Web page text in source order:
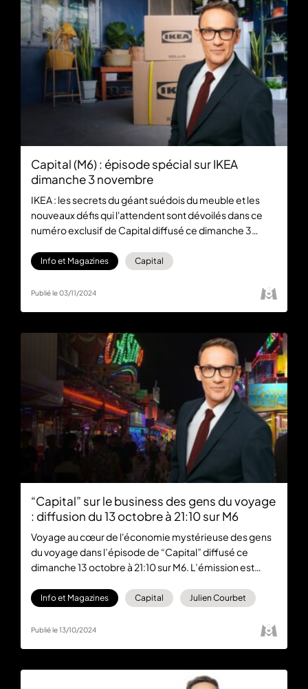
Capital (M6) : épisode spécial sur IKEA
dimanche 3 novembre
IKEA : les secrets du géant suédois du meuble et les
nouveaux défis qui l'attendent sont dévoilés dans ce
numéro exclusif de Capital diffusé ce dimanche 3
replay gratuitement sur M6+.
Info et Magazines Capital
Publié le 03/11/2024
“Capital” sur le business des gens du voyage
: diffusion du 13 octobre à 21:10 sur M6
Voyage au cœur de l'économie mystérieuse des gens
du voyage dans l’épisode de “Capital” diffusé ce
dimanche 13 octobre à 21:10 sur M6. L’émission est
gratuitement en replay sur M6+.
Info et Magazines Capital Julien Courbet
Publié le 13/10/2024